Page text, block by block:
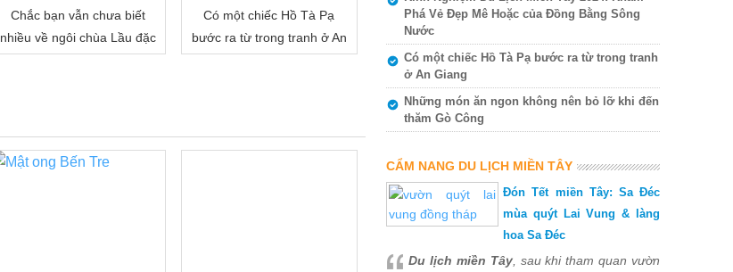
Chắc bạn vẫn chưa biết
nhiều về ngôi chùa Lầu đặc
Có một chiếc Hồ Tà Pạ
bước ra từ trong tranh ở An
Phá Vẻ Đẹp Mê Hoặc của Đồng Bằng Sông
Nước
Có một chiếc Hồ Tà Pạ bước ra từ trong tranh
ở An Giang
Những món ăn ngon không nên bỏ lỡ khi đến
thăm Gò Công
CẨM NANG DU LỊCH MIỀN TÂY
Đón Tết miền Tây: Sa Đéc
mùa quýt Lai Vung & làng
hoa Sa Đéc
Du lịch miền Tây, sau khi tham quan vườn